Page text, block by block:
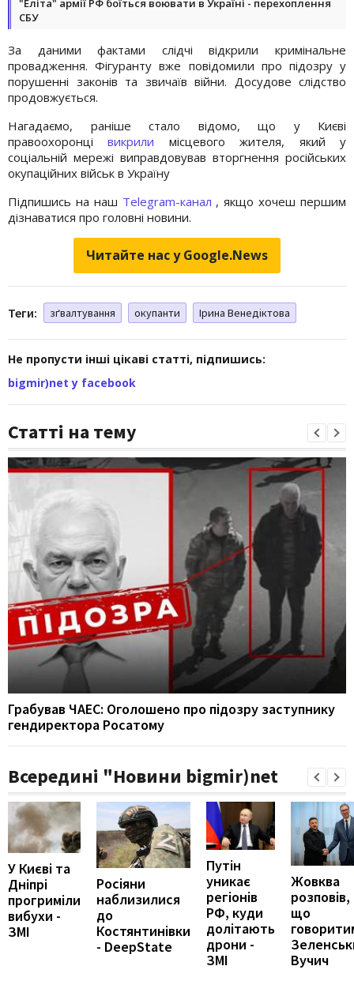
"Еліта" армії РФ боїться воювати в Україні - перехоплення
СБУ
За даними фактами слідчі відкрили кримінальне
провадження. Фігуранту вже повідомили про підозру у
порушенні законів та звичаїв війни. Досудове слідство
продовжується.
Нагадаємо, раніше стало відомо, що у Києві
правоохоронцівикрили місцевого жителя, який у
соціальній мережі виправдовував вторгнення російських
окупаційних військ в Україну
Підпишись на наш Telegram-канал , якщо хочеш першим
дізнаватися про головні новини.
Читайте нас у Google.News
Теги: зґвалтування окупанти Ірина Венедіктова
Не пропусти інші цікаві статті, підпишись:
bigmir)net у facebook
Статті на тему
Грабував ЧАЕС: Оголошено про підозру заступнику
гендиректора Росатому
Всередині "Новини bigmir)net
У Києві та
Дніпрі
прогриміли
вибухи -
ЗМІ
Росіяни
наблизилися
до
Костянтинівки
- DeepState
Путін
уникає
регіонів
РФ, куди
долітають
дрони -
ЗМІ
Жовква
що
Вучич